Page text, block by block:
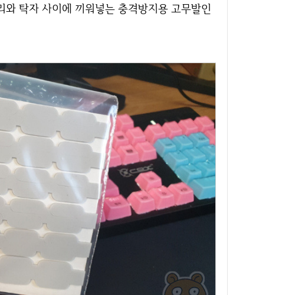
탁자 사이에 끼워넣는 충격방지용 고무발인